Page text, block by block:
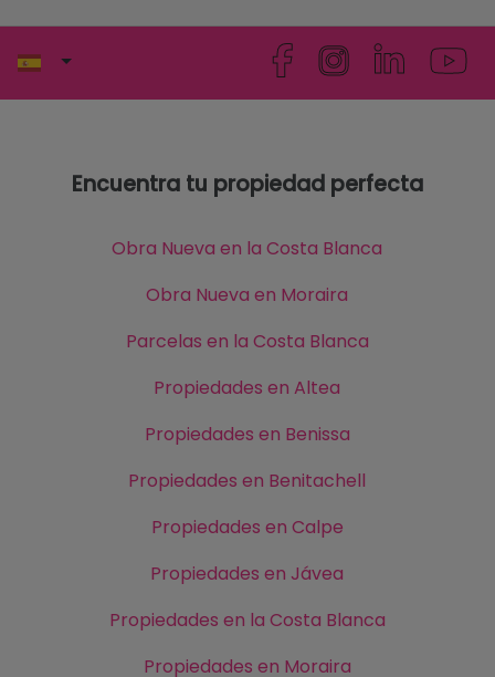
Encuentra tu propiedad perfecta
Obra Nueva en la Costa Blanca
Obra Nueva en Moraira
Parcelas en la Costa Blanca
Propiedades en Altea
Propiedades en Benissa
Propiedades en Benitachell
Propiedades en Calpe
Propiedades en Jávea
Propiedades en la Costa Blanca
Propiedades en Moraira